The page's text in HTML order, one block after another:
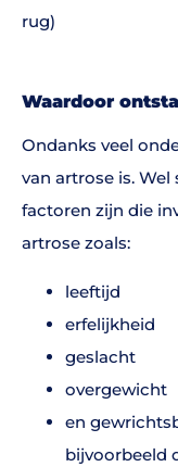
rug)
Waardoor
Ondanks veel
van artrose is.
factoren zijn die
artrose zoals:
leeftijd
erfelijkheid
geslacht
overgewicht
en
bijvoorbeeld